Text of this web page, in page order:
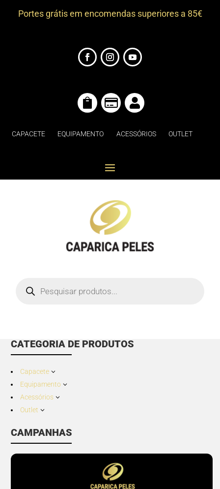
Portes grátis em encomendas superiores a 85€
  
CAPACETE EQUIPAMENTO ACESSÓRIOS OUTLET
search
CATEGORIA DE PRODUTOS
Capacete 3
Equipamento 3
Acessórios 3
Outlet 3
CAMPANHAS